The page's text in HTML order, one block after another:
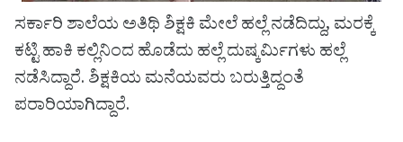
ಸರ್ಕಾರಿ ಶಾಲೆಯ ಅತಿಥಿ ಶಿಕ್ಷಕಿ ಮೇಲೆ ಹಲ್ಲೆ ನಡೆದಿದ್ದು, ಮರಕ್ಕೆ
ಕಟ್ಟಿ ಹಾಕಿ ಕಲ್ಲಿನಿಂದ ಹೊಡೆದು ಹಲ್ಲೆ ದುಷ್ಕರ್ಮಿಗಳು ಹಲ್ಲೆ
ನಡೆಸಿದ್ದಾರೆ. ಶಿಕ್ಷಕಿಯ ಮನೆಯವರು ಬರುತ್ತಿದ್ದಂತೆ
ಪರಾರಿಯಾಗಿದ್ದಾರೆ.